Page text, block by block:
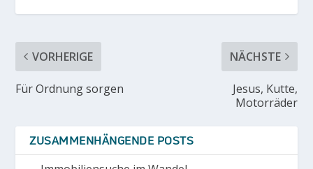
VORHERIGE
Für Ordnung sorgen
NÄCHSTE
Jesus, Kutte,
Motorräder
ZUSAMMENHÄNGENDE POSTS